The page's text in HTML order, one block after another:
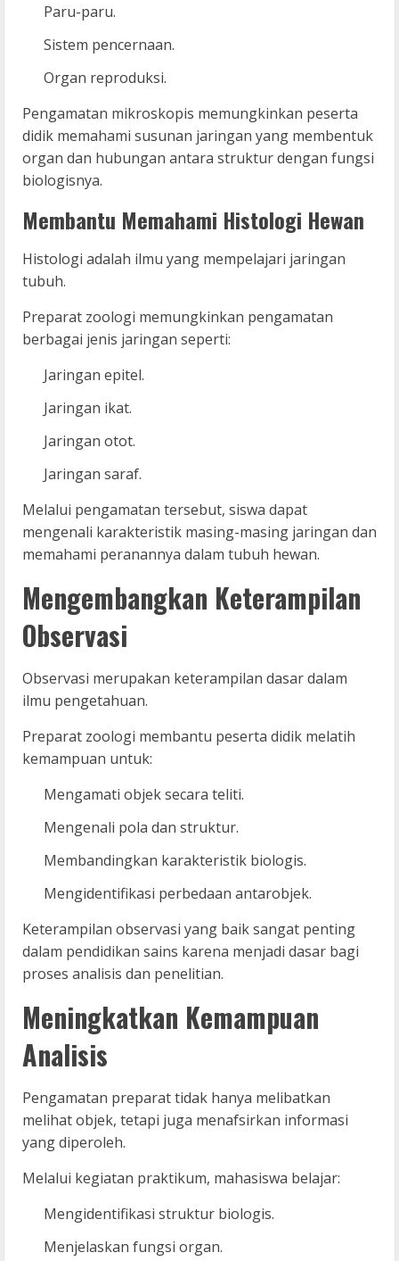
Paru-paru.
Sistem pencernaan.
Organ reproduksi.
Pengamatan mikroskopis memungkinkan peserta
didik memahami susunan jaringan yang membentuk
organ dan hubungan antara struktur dengan fungsi
biologisnya.
Membantu Memahami Histologi Hewan
Histologi adalah ilmu yang mempelajari jaringan
tubuh.
Preparat zoologi memungkinkan pengamatan
berbagai jenis jaringan seperti:
Jaringan epitel.
Jaringan ikat.
Jaringan otot.
Jaringan saraf.
Melalui pengamatan tersebut, siswa dapat
mengenali karakteristik masing-masing jaringan dan
memahami peranannya dalam tubuh hewan.
Mengembangkan Keterampilan
Observasi
Observasi merupakan keterampilan dasar dalam
ilmu pengetahuan.
Preparat zoologi membantu peserta didik melatih
kemampuan untuk:
Mengamati objek secara teliti.
Mengenali pola dan struktur.
Membandingkan karakteristik biologis.
Mengidentifikasi perbedaan antarobjek.
Keterampilan observasi yang baik sangat penting
dalam pendidikan sains karena menjadi dasar bagi
proses analisis dan penelitian.
Meningkatkan Kemampuan
Analisis
Pengamatan preparat tidak hanya melibatkan
melihat objek, tetapi juga menafsirkan informasi
yang diperoleh.
Melalui kegiatan praktikum, mahasiswa belajar:
Mengidentifikasi struktur biologis.
Menjelaskan fungsi organ.